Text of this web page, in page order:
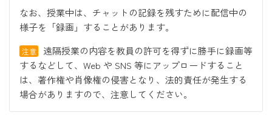
なお、授業中は、チャットの記録を残すために配信中の
様子を「録画」することがあります。
注意
遠隔授業の内容を教員の許可を得ずに勝手に録画等
するなどして、Web や SNS 等にアップロードすること
は、著作権や肖像権の侵害となり、法的責任が発生する
場合がありますので、注意してください。